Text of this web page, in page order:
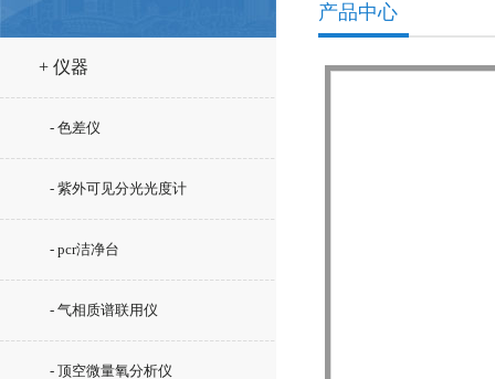
+ 仪器
- 色差仪
- 紫外可见分光光度计
- pcr洁净台
- 气相质谱联用仪
- 顶空微量氧分析仪
产品中心